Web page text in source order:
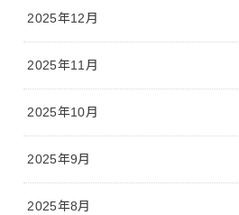
2025年12月
2025年11月
2025年10月
2025年9月
2025年8月